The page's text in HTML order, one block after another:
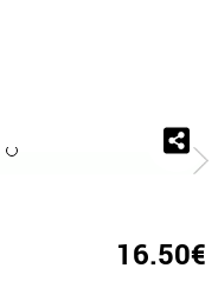
de Señora Cavernícola para mujer
16.50€